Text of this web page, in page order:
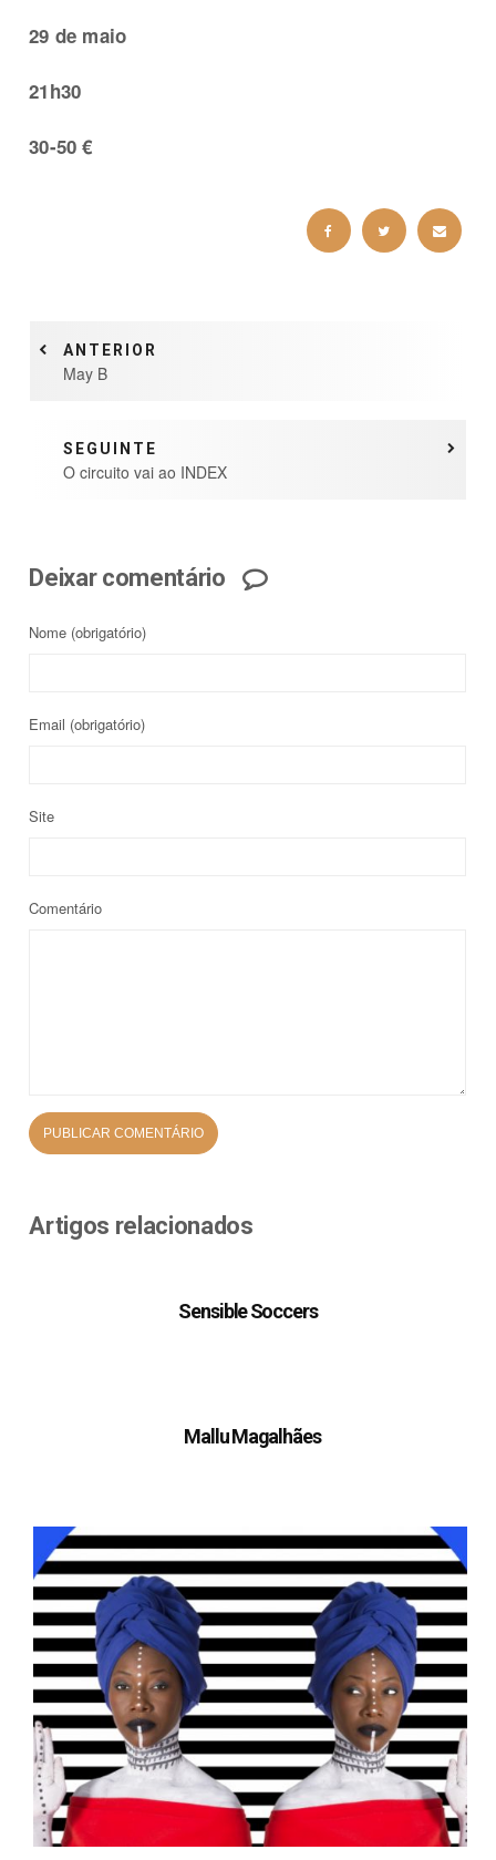
29 de maio
21h30
30-50 €
ANTERIOR
May B
SEGUINTE
O circuito vai ao INDEX
Deixar comentário
Nome (obrigatório)
Email (obrigatório)
Site
Comentário
Artigos relacionados
Sensible Soccers
Mallu Magalhães